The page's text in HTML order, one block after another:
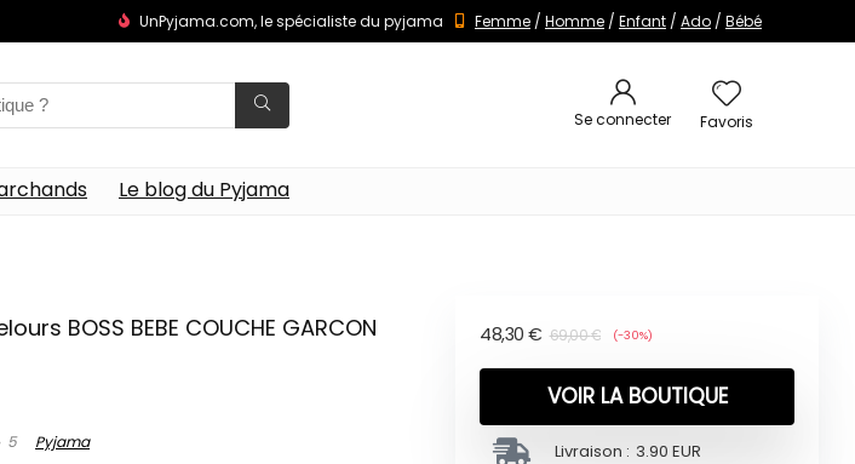
UnPyjama.com, le spécialiste du pyjama Femme / Homme / Enfant / Ado / Bébé
Se connecter Favoris
Le blog du Pyjama
BOSS BEBE COUCHE GARCON
5 Pyjama
69,00€
48,30 € (-30%)
VOIR LA BOUTIQUE
Livraison : 3.90 EUR